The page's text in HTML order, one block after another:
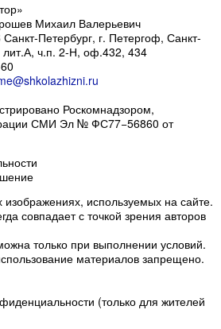
Михаил Валерьевич
Санкт-Петербург, г. Петергоф, Санкт-
лит.А, ч.п. 2-Н, оф.432, 434
Роскомнадзором,
СМИ Эл № ФС77−56860 от
изображениях, используемых на сайте.
совпадает с точкой зрения авторов
только при выполнении условий.
материалов запрещено.
(только для жителей